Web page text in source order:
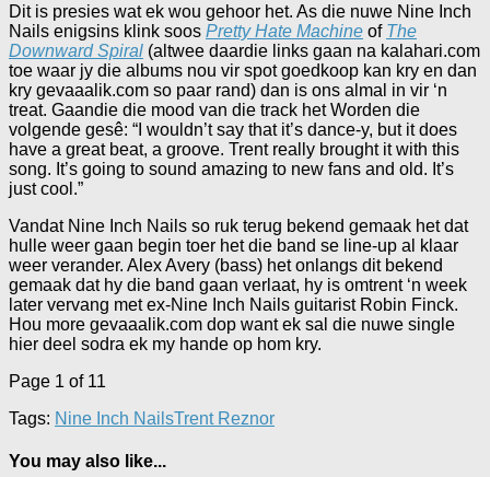
Dit is presies wat ek wou gehoor het. As die nuwe Nine Inch
Nails enigsins klink soos Pretty Hate Machine of The
Downward Spiral (altwee daardie links gaan na kalahari.com
toe waar jy die albums nou vir spot goedkoop kan kry en dan
kry gevaaalik.com so paar rand) dan is ons almal in vir ‘n
treat. Gaandie die mood van die track het Worden die
volgende gesê: “I wouldn’t say that it’s dance-y, but it does
have a great beat, a groove. Trent really brought it with this
song. It’s going to sound amazing to new fans and old. It’s
just cool.”
Vandat Nine Inch Nails so ruk terug bekend gemaak het dat
hulle weer gaan begin toer het die band se line-up al klaar
weer verander. Alex Avery (bass) het onlangs dit bekend
gemaak dat hy die band gaan verlaat, hy is omtrent ‘n week
later vervang met ex-Nine Inch Nails guitarist Robin Finck.
Hou more gevaaalik.com dop want ek sal die nuwe single
hier deel sodra ek my hande op hom kry.
Page 1 of 11
Tags: Nine Inch NailsTrent Reznor
You may also like...